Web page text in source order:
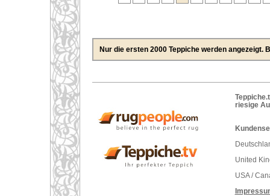
Nur die ersten 2000 Teppiche werden angezeigt.
riesige
United
USA /